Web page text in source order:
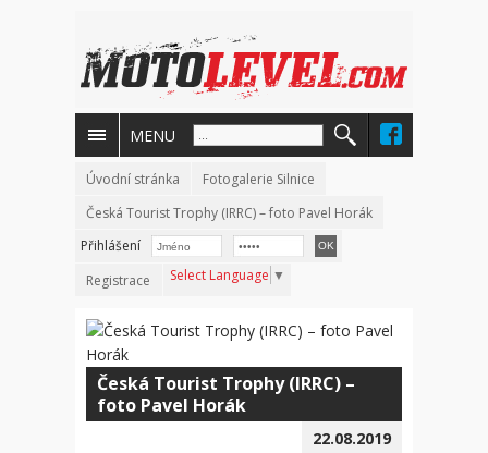
MENU
Úvodní stránka
Fotogalerie Silnice
Česká Tourist Trophy (IRRC) – foto Pavel Horák
Přihlášení
Registrace
Select Language ▼
Česká Tourist Trophy (IRRC) –
foto Pavel Horák
22.08.2019